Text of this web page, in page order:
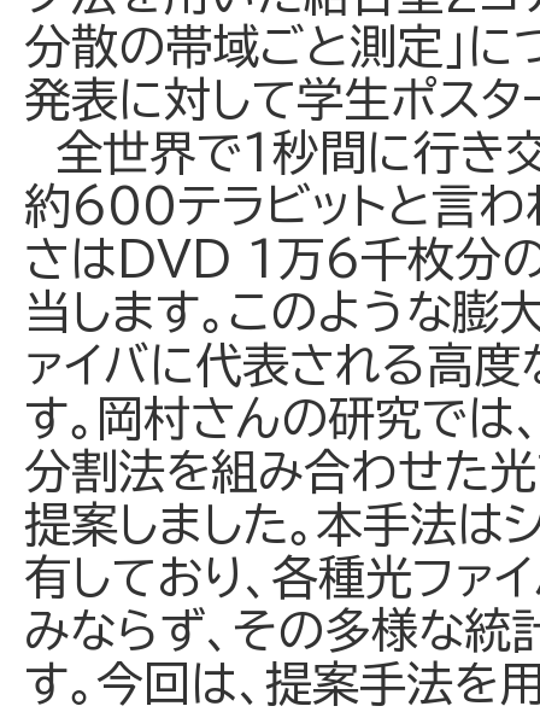
分散の帯域ごと測定」に
発表に対して学生ポスタ
全世界で1秒間に行き
約600テラビットと言
さはDVD 1万6千枚分
当します。このような膨
ァイバに代表される高
す。岡村さんの研究では
分割法を組み合わせた
提案しました。本手法は
有しており、各種光ファ
みならず、その多様な
す。今回は、提案手法